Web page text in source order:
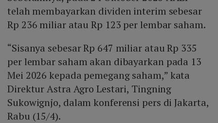
telah membayarkan dividen interim sebesar
Rp 236 miliar atau Rp 123 per lembar saham.
“Sisanya sebesar Rp 647 miliar atau Rp 335
per lembar saham akan dibayarkan pada 13
Mei 2026 kepada pemegang saham,” kata
Direktur Astra Agro Lestari, Tingning
Sukowignjo, dalam konferensi pers di Jakarta,
Rabu (15/4).